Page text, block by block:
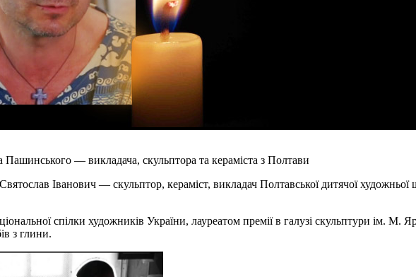
Пашинського — викладача, скульптора та кераміста з Полтави
Іванович — скульптор, кераміст, викладач Полтавської дитячої
спілки художників України, лауреатом премії в галузі скульптури ім. М.
з глини.